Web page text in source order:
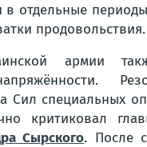
в отдельные
продовольствия.
армии
Сил специальных
критиковал
Сырского. После